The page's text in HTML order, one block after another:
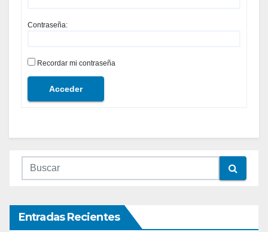
Contraseña:
Recordar mi contraseña
Acceder
Entradas Recientes